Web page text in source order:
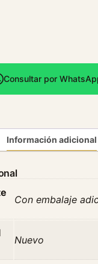
Consultar por
Información adicional
Con embalaje
Nuevo